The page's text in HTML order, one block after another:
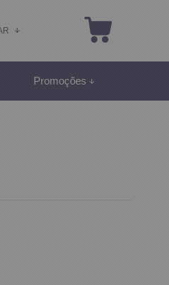
Promoções